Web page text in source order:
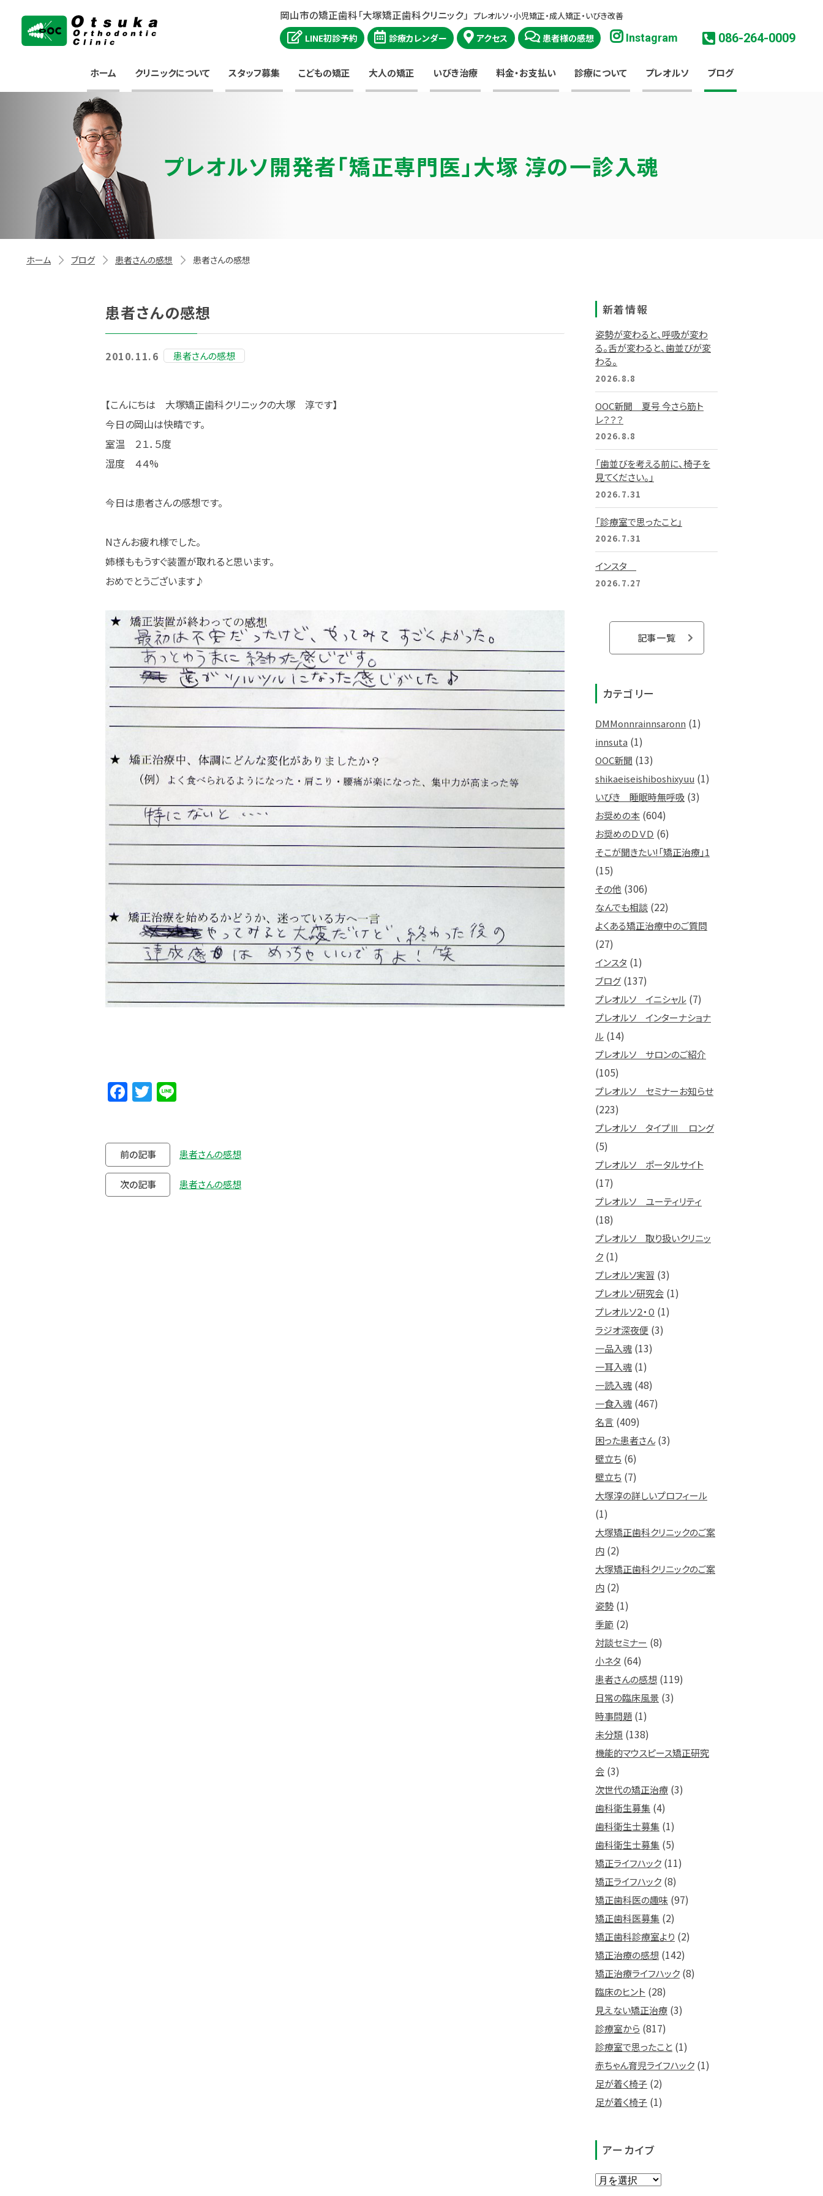
岡山市の矯正歯科「大塚矯正歯科クリニック」 プレオルソ・小児矯正・成人矯正・いびき改善
LINE初診予約 診療カレンダー アクセス 患者様の感想 Instagram 086-264-0009
ホーム クリニックについて スタッフ募集 こどもの矯正 大人の矯正 いびき治療 料金・お支払い 診療について プレオルソ ブログ
プレオルソ開発者「矯正専門医」大塚 淳の一診入魂
ホーム ブログ 患者さんの感想 患者さんの感想
患者さんの感想
2010.11.6 患者さんの感想
【こんにちは 大塚矯正歯科クリニックの大塚 淳です】
今日の岡山は快晴です。
室温 ２１．５度
湿度 ４４%
今日は患者さんの感想です。
Nさんお疲れ様でした。
姉様ももうすぐ装置が取れると思います。
おめでとうございます♪
Facebook
Twitter
前の記事 患者さんの感想
次の記事 患者さんの感想
新着情報
姿勢が変わると、呼吸が変わ
る。舌が変わると、歯並びが変
わる。
2026.8.8
OOC新聞 夏号 今さら筋ト
レ？？？
2026.8.8
「歯並びを考える前に、椅子を
見てください。」
2026.7.31
「診療室で思ったこと」
2026.7.31
インスタ
2026.7.27
記事一覧
カテゴリー
DMMonnrainnsaronn (1)
innsuta (1)
OOC新聞 (13)
shikaeiseishiboshixyuu (1)
いびき 睡眠時無呼吸 (3)
お奨めの本 (604)
お奨めのＤＶＤ (6)
そこが聞きたい!「矯正治療」1
(15)
その他 (306)
なんでも相談 (22)
よくある矯正治療中のご質問
(27)
インスタ (1)
ブログ(137)
プレオルソ イニシャル (7)
プレオルソ インターナショナ
ル (14)
プレオルソ サロンのご紹介
(105)
プレオルソ セミナーお知らせ
(223)
プレオルソ タイプⅢ ロング
(5)
プレオルソ ポータルサイト
(17)
プレオルソ ユーティリティ
(18)
プレオルソ 取り扱いクリニッ
ク (1)
プレオルソ実習 (3)
プレオルソ研究会 (1)
プレオルソ２・０ (1)
ラジオ深夜便 (3)
一品入魂 (13)
一耳入魂 (1)
一読入魂 (48)
一食入魂 (467)
名言 (409)
困った患者さん(3)
壁立ち (6)
壁立ち (7)
大塚淳の詳しいプロフィール
(1)
大塚矯正歯科クリニックのご案
内 (2)
大塚矯正歯科クリニックのご案
内 (2)
姿勢 (1)
季節 (2)
対談セミナー (8)
小ネタ (64)
患者さんの感想 (119)
日常の臨床風景 (3)
時事問題 (1)
未分類 (138)
機能的マウスピース矯正研究
会 (3)
次世代の矯正治療 (3)
歯科衛生募集 (4)
歯科衛生士募集 (1)
歯科衛生士募集 (5)
矯正ライフハック (11)
矯正ライフハック (8)
矯正歯科医の趣味 (97)
矯正歯科医募集 (2)
矯正歯科診療室より (2)
矯正治療の感想 (142)
矯正治療ライフハック (8)
臨床のヒント (28)
見えない矯正治療 (3)
診療室から (817)
診療室で思ったこと (1)
赤ちゃん育児ライフハック (1)
足が着く椅子 (2)
足が着く椅子 (1)
アーカイブ